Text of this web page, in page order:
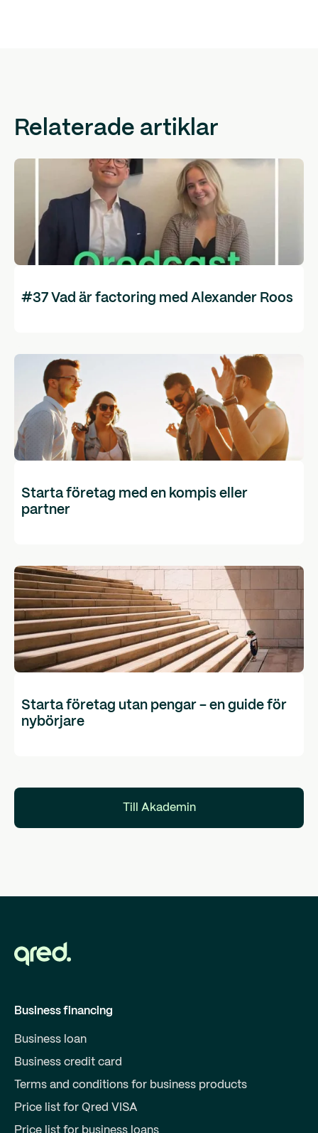
Relaterade artiklar
#37 Vad är factoring med Alexander Roos
Starta företag med en kompis eller
partner
Starta företag utan pengar - en guide för
nybörjare
Till Akademin
Business financing
Business loan
Business credit card
Terms and conditions for business products
Price list for Qred VISA
Price list for business loans